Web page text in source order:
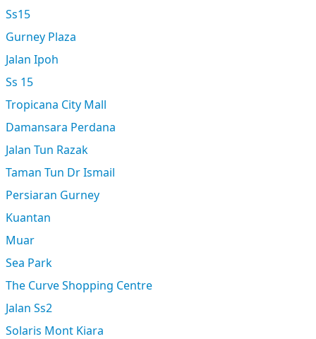
Ss15
Gurney Plaza
Jalan Ipoh
Ss 15
Tropicana City Mall
Damansara Perdana
Jalan Tun Razak
Taman Tun Dr Ismail
Persiaran Gurney
Kuantan
Muar
Sea Park
The Curve Shopping Centre
Jalan Ss2
Solaris Mont Kiara